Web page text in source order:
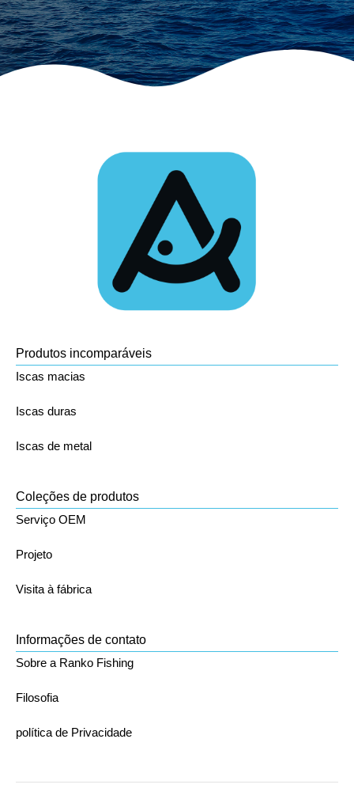
Produtos incomparáveis
Iscas macias
Iscas duras
Iscas de metal
Coleções de produtos
Serviço OEM
Projeto
Visita à fábrica
Informações de contato
Sobre a Ranko Fishing
Filosofia
política de Privacidade